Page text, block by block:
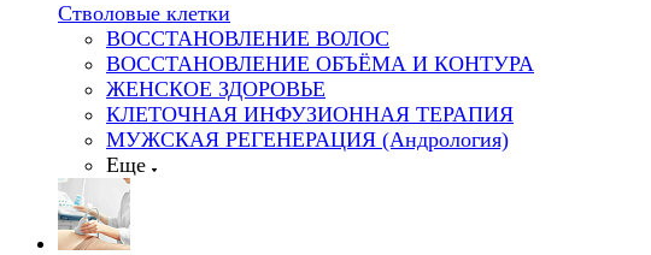
Стволовые клетки
ВОССТАНОВЛЕНИЕ ВОЛОС
ВОССТАНОВЛЕНИЕ ОБЪЁМА И КОНТУРА
ЖЕНСКОЕ ЗДОРОВЬЕ
КЛЕТОЧНАЯ ИНФУЗИОННАЯ ТЕРАПИЯ
МУЖСКАЯ РЕГЕНЕРАЦИЯ (Андрология)
Еще